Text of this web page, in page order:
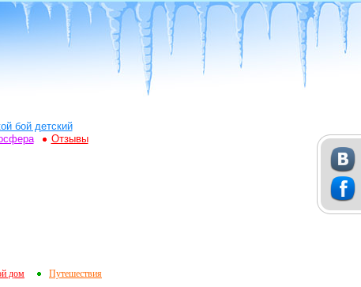
бой детский
Отзывы
дом Путешествия